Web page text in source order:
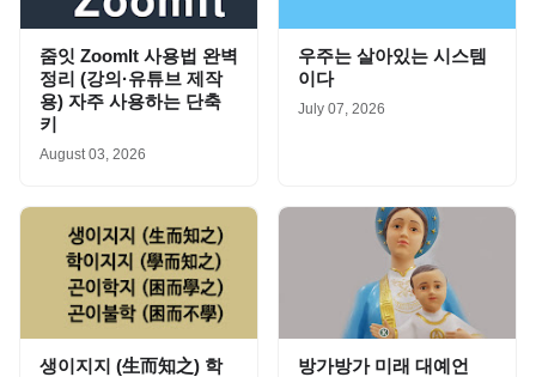
줌잇 ZoomIt 사용법 완벽
정리 (강의·유튜브 제작
용) 자주 사용하는 단축
키
August 03, 2026
우주는 살아있는 시스템
이다
July 07, 2026
생이지지 (生而知之) 학
방가방가 미래 대예언